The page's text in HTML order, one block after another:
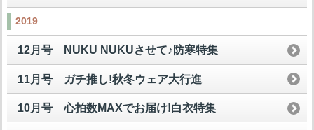
2019
12月号 NUKU NUKUさせて♪防寒特集
11月号 ガチ推し!秋冬ウェア大行進
10月号 心拍数MAXでお届け!白衣特集